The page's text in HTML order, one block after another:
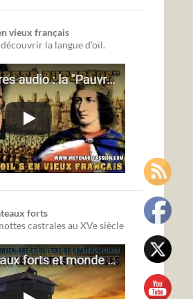
vieux français
la langue d'oïl.
forts
castrales au XVe siècle